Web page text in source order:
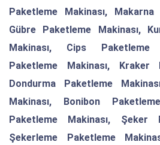
Paketleme Makinası, Makarna
Gübre Paketleme Makinası,
Makinası, Cips Paketleme
Paketleme Makinası, Kraker
Dondurma Paketleme
Makinası, Bonibon
Paketleme Makinası, Şeker
Şekerleme Paketleme